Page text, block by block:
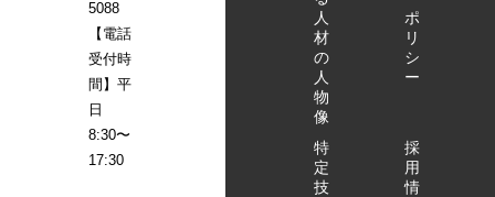
5088
【電話
受付時
間】平
日
8:30〜
17:30
人
材
の
人
物
像
特
定
技
ポ
リ
シ
ー
採
用
情